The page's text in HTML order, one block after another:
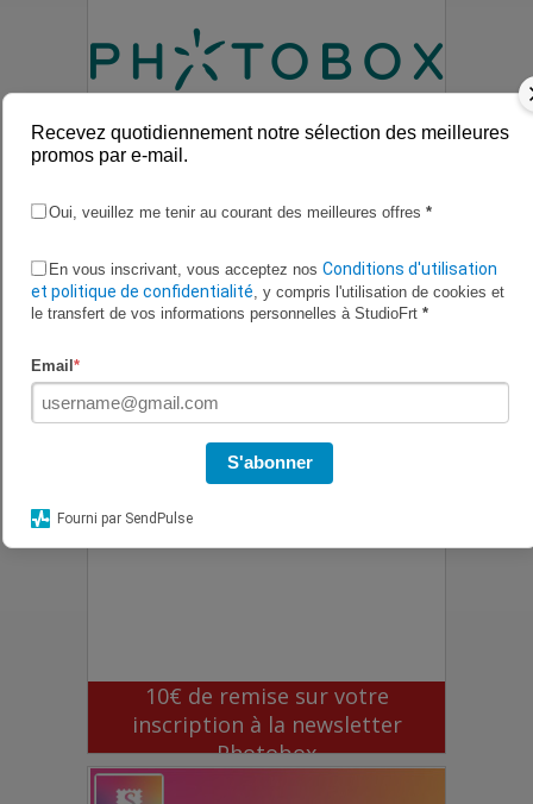
Jusqu'à 60% de remise
10€ de remise sur votre
inscription à la newsletter
Photobox
Recevez quotidiennement notre sélection des meilleures
promos par e-mail.
Oui, veuillez me tenir au courant des meilleures offres *
En vous inscrivant, vous acceptez nos Conditions d'utilisation
et politique de confidentialité, y compris l'utilisation de cookies et
le transfert de vos informations personnelles à StudioFrt *
Email *
S'abonner
Fourni par SendPulse